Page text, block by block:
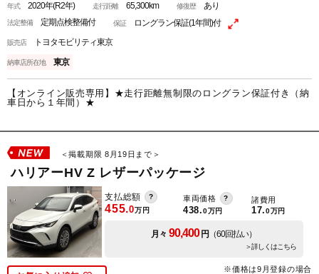
年式2020年(R2年) 走行距離65,300km 修復歴あり
法定整備定期点検整備付 保証ロングラン保証(1年間)付
販売店トヨタモビリティ東京
納車店所在地東京
【オンライン販売専用】★走行距離無制限のロングラン保証付き（納
車日から１年間）★
＜掲載期限 8月19日まで＞
ハリアーHV Z レザーパッケージ
支払総額
455.0万円
車両価格
438.0万円
諸費用
17.0万円
月々 90,400円 （60回払い）
＞詳しくはこちら
※価格は9月登録の場合